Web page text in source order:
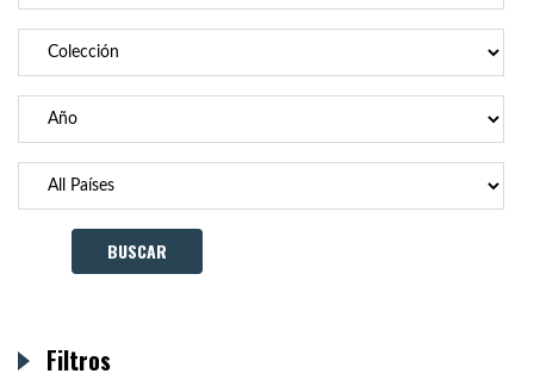
Filtros